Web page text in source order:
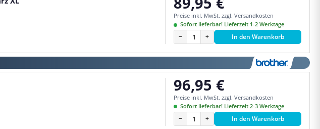
Preise inkl. MwSt. zzgl. Versandkosten
Sofort lieferbar! Lieferzeit 1-2 Werktage
− + In den Warenkorb
Regulärer Preis:
96,95 €
Preise inkl. MwSt. zzgl. Versandkosten
Sofort lieferbar! Lieferzeit 2-3 Werktage
− + In den Warenkorb